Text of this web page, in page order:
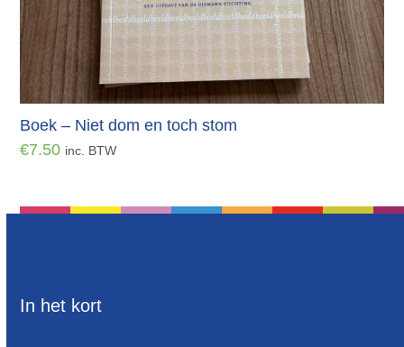
Boek – Niet dom en toch stom
€7.50 inc. BTW
In het kort